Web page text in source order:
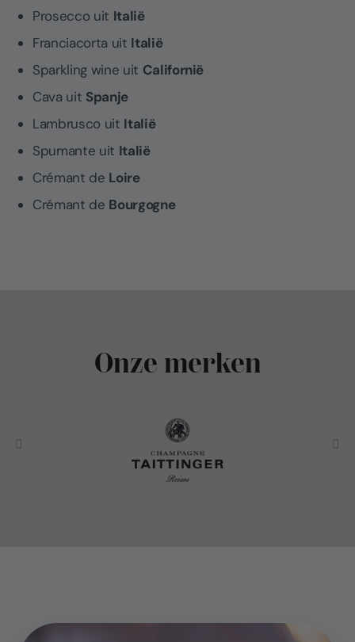
Prosecco uit Italië
Franciacorta uit Italië
Sparkling wine uit Californië
Cava uit Spanje
Lambrusco uit Italië
Spumante uit Italië
Crémant de Loire
Crémant de Bourgogne
Onze merken